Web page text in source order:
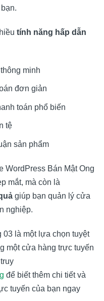
tính năng hấp dẫn
minh
đơn giản
toán phổ biến
tệ
sản phẩm
WordPress Bán Mật Ong
mắt, mà còn là
giúp bạn quản lý cửa
nghiệp.
03 là một lựa chọn tuyệt
một cửa hàng trực tuyến
để biết thêm chi tiết và
tuyến của bạn ngay